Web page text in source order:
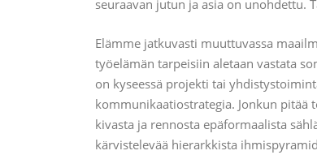
seuraavan jutun ja asia on unohdettu.
Elämme jatkuvasti muuttuvassa
työelämän tarpeisiin aletaan vastata
on kyseessä projekti tai
kommunikaatiostrategia. Jonkun pitää
kivasta ja rennosta epäformaalista
kärvistelevää hierarkkista